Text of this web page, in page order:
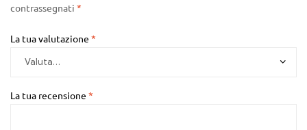
contrassegnati *
La tua valutazione *
La tua recensione *